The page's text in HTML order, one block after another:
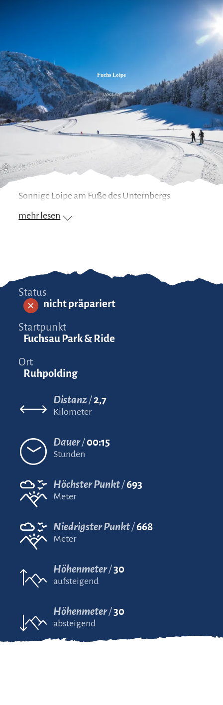
©
Fuchs Loipe
LANGLAUF
Sonnige Loipe am Fuße des Unternbergs
mehr lesen
Status
nicht präpariert
Startpunkt
Fuchsau Park & Ride
Ort
Ruhpolding
Distanz 2,7
Kilometer
Dauer 00:15
Stunden
Höchster Punkt 693
Meter
Niedrigster Punkt 668
Meter
Höhenmeter 30
aufsteigend
Höhenmeter 30
absteigend